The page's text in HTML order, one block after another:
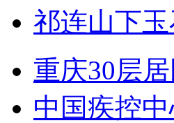
祁连山下
重庆30层
中国疾控